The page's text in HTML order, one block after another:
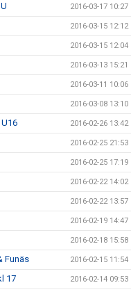
2016-03-17 10:27
2016-03-15 12:12
2016-03-15 12:04
2016-03-13 15:21
2016-03-11 10:06
2016-03-08 13:10
2016-02-26 13:42
2016-02-25 21:53
2016-02-25 17:19
2016-02-22 14:02
2016-02-22 13:57
2016-02-19 14:47
2016-02-18 15:58
Funäs 2016-02-15 11:54
17 2016-02-14 09:53